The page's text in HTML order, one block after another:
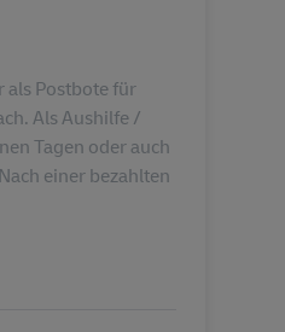
Postbote für
Als Aushilfe /
Tagen oder auch
einer bezahlten